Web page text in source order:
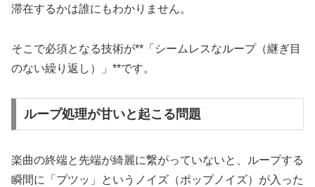
滞在するかは誰にもわかりません。
そこで必須となる技術が**「シームレスなループ（継ぎ目
のない繰り返し）」**です。
ループ処理が甘いと起こる問題
楽曲の終端と先端が綺麗に繋がっていないと、ループする
瞬間に「プツッ」というノイズ（ポップノイズ）が入った